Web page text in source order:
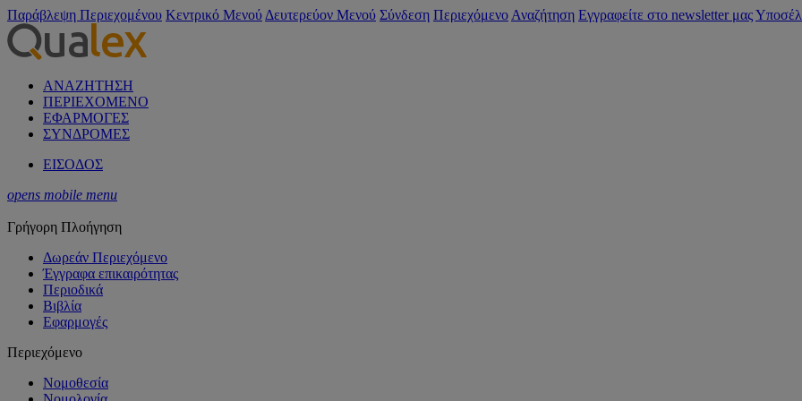
Παράβλεψη Περιεχομένου Κεντρικό Μενού Δευτερεύον Μενού Σύνδεση Περιεχόμενο Αναζήτηση Εγγραφείτε στο newsletter μας
ΑΝΑΖΗΤΗΣΗ
ΠΕΡΙΕΧΟΜΕΝΟ
ΕΦΑΡΜΟΓΕΣ
ΣΥΝΔΡΟΜΕΣ
ΕΙΣΟΔΟΣ
opens mobile menu
Γρήγορη Πλοήγηση
Δωρεάν Περιεχόμενο
Έγγραφα επικαιρότητας
Περιοδικά
Βιβλία
Εφαρμογές
Περιεχόμενο
Νομοθεσία